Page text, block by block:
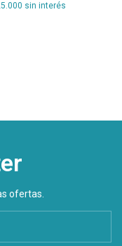
sin interés
ofertas.